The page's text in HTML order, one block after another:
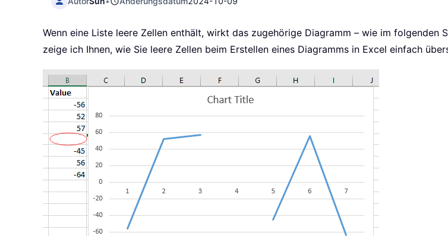
Wenn eine Liste leere Zellen enthält, wirkt das zugehörige Diagramm – wie im folgenden
zeige ich Ihnen, wie Sie leere Zellen beim Erstellen eines Diagramms in Excel einfach